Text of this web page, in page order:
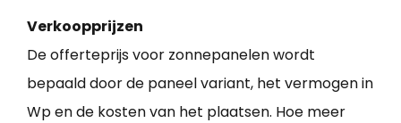
Verkoopprijzen
De offerteprijs voor zonnepanelen wordt
bepaald door de paneel variant, het vermogen in
Wp en de kosten van het plaatsen. Hoe meer